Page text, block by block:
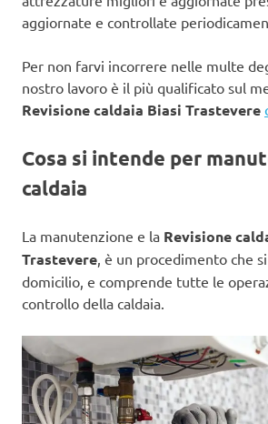
aggiornate e controllate
Per non farvi incorrere nelle multe
nostro lavoro è il più qualificato sul
Revisione caldaia Biasi Trastevere
Cosa si intende per
caldaia
La manutenzione e la Revisione
Trastevere, è un procedimento che
domicilio, e comprende tutte le
controllo della caldaia.